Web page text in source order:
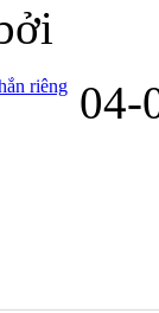
riêng 04-